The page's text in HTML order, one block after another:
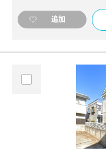
追加